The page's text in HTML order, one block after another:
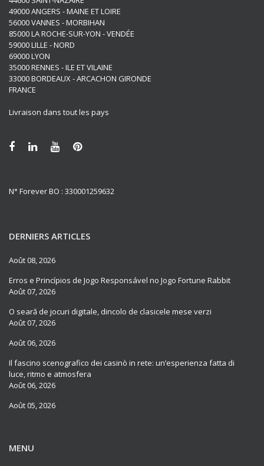
49000 ANGERS - MAINE ET LOIRE
56000 VANNES - MORBIHAN
85000 LA ROCHE-SUR-YON - VENDÉE
59000 LILLE - NORD
69000 LYON
35000 RENNES - ILE ET VILAINE
33000 BORDEAUX - ARCACHON GIRONDE
FRANCE
Livraison dans tout les pays
N° Forever BO : 330001259632
DERNIERS ARTICLES
Août 08, 2026
Erros e Princípios de Jogo Responsável no Jogo Fortune Rabbit
Août 07, 2026
O seară de jocuri digitale, dincolo de clasicele mese verzi
Août 07, 2026
Août 06, 2026
Il fascino scenografico dei casinò in rete: un’esperienza fatta di
luce, ritmo e atmosfera
Août 06, 2026
Août 05, 2026
MENU